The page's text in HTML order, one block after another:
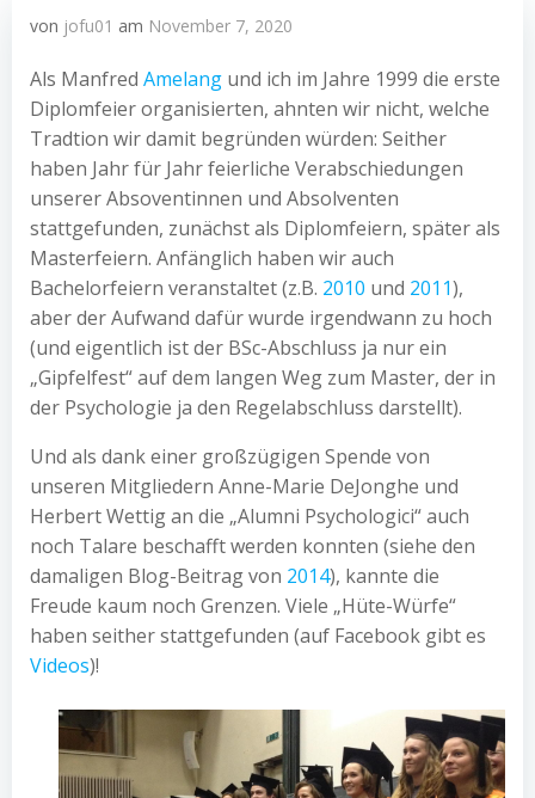
von jofu01 am November 7, 2020
Als Manfred Amelang und ich im Jahre 1999 die erste
Diplomfeier organisierten, ahnten wir nicht, welche
Tradtion wir damit begründen würden: Seither
haben Jahr für Jahr feierliche Verabschiedungen
unserer Absoventinnen und Absolventen
stattgefunden, zunächst als Diplomfeiern, später als
Masterfeiern. Anfänglich haben wir auch
Bachelorfeiern veranstaltet (z.B. 2010 und 2011),
aber der Aufwand dafür wurde irgendwann zu hoch
(und eigentlich ist der BSc-Abschluss ja nur ein
„Gipfelfest“ auf dem langen Weg zum Master, der in
der Psychologie ja den Regelabschluss darstellt).
Und als dank einer großzügigen Spende von
unseren Mitgliedern Anne-Marie DeJonghe und
Herbert Wettig an die „Alumni Psychologici“ auch
noch Talare beschafft werden konnten (siehe den
damaligen Blog-Beitrag von 2014), kannte die
Freude kaum noch Grenzen. Viele „Hüte-Würfe“
haben seither stattgefunden (auf Facebook gibt es
Videos)!